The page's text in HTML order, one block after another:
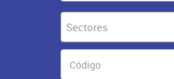
Sectores